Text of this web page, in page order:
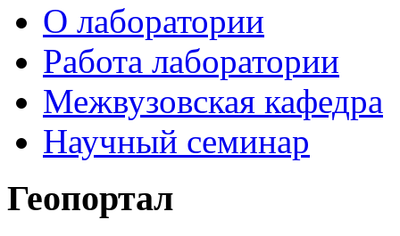
О лаборатории
Работа лаборатории
Межвузовская кафедра
Научный семинар
Геопортал